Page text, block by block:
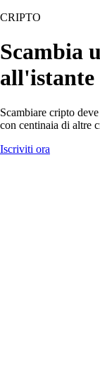
CRIPTO
Scambia
Scambiare cripto
con centinaia di altre
Iscriviti ora